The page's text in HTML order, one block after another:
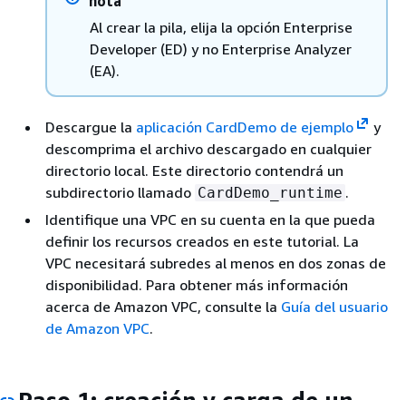
Al crear la pila, elija la opción Enterprise
Developer (ED) y no Enterprise Analyzer
(EA).
Descargue la aplicación CardDemo de ejemplo
y
descomprima el archivo descargado en cualquier
directorio local. Este directorio contendrá un
subdirectorio llamado CardDemo_runtime .
Identifique una VPC en su cuenta en la que pueda
definir los recursos creados en este tutorial. La
VPC necesitará subredes al menos en dos zonas de
disponibilidad. Para obtener más información
acerca de Amazon VPC, consulte la Guía del usuario
de Amazon VPC.